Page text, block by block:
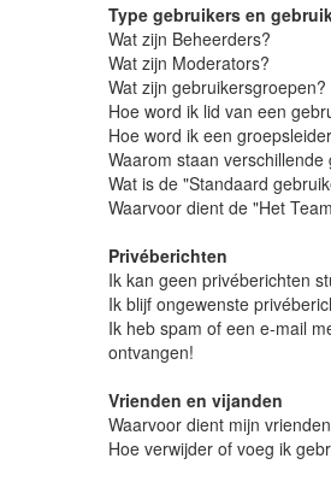
Type gebruikers en
Wat zijn Beheerders?
Wat zijn Moderators?
Wat zijn gebruikersgroepen?
Hoe word ik lid van een
Hoe word ik een
Waarom staan
Wat is de "Standaard
Waarvoor dient de "Het
Privéberichten
Ik kan geen privéberichten
Ik blijf ongewenste
Ik heb spam of een e-mail
ontvangen!
Vrienden en vijanden
Waarvoor dient mijn
Hoe verwijder of voeg ik